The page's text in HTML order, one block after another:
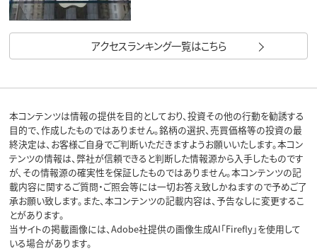
アクセスランキング一覧はこちら
本コンテンツは情報の提供を目的としており、投資その他の行動を勧誘する
目的で、作成したものではありません。銘柄の選択、売買価格等の投資の最
終決定は、お客様ご自身でご判断いただきますようお願いいたします。本コン
テンツの情報は、弊社が信頼できると判断した情報源から入手したものです
が、その情報源の確実性を保証したものではありません。本コンテンツの記
載内容に関するご質問・ご照会等には一切お答え致しかねますので予めご了
承お願い致します。また、本コンテンツの記載内容は、予告なしに変更するこ
とがあります。
当サイトの掲載画像には、Adobe社提供の画像生成AI「Firefly」を使用して
いる場合があります。